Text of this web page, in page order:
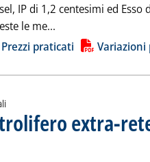
IP di 1,2 centesimi ed Esso
le me...
Prezzi praticati Variazioni
extra-
sui prezzi Siva dei carburanti e dei
30 dicembre 2016 alle 9.26.